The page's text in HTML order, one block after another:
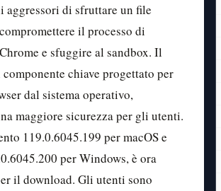
aggressori di sfruttare un file
il processo di
e sfuggire al sandbox. Il
componente chiave progettato per
dal sistema operativo,
maggiore sicurezza per gli utenti.
119.0.6045.199 per macOS e
per Windows, è ora
il download. Gli utenti sono